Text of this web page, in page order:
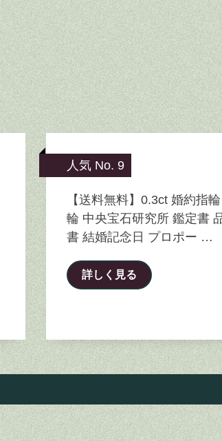
人気 No. 9
【送料無料】0.3ct 婚約指
輪 中央宝石研究所 鑑定書
書 結婚記念日 プロポー …
詳しく見る